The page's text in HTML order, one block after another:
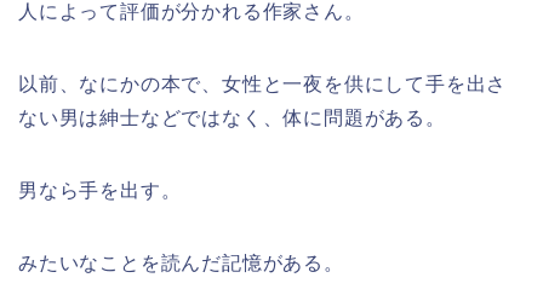
人によって評価が分かれる作家さん。
以前、なにかの本で、女性と一夜を供にして手を出さ
ない男は紳士などではなく、体に問題がある。
男なら手を出す。
みたいなことを読んだ記憶がある。